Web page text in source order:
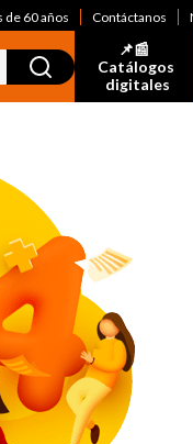
de 60 años Contáctanos
📌📰
Catálogos
digitales